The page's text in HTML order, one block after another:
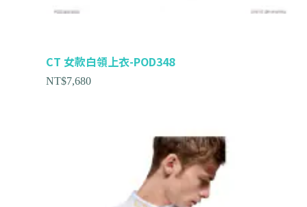
CT 女款白領上衣-POD348
NT$7,680